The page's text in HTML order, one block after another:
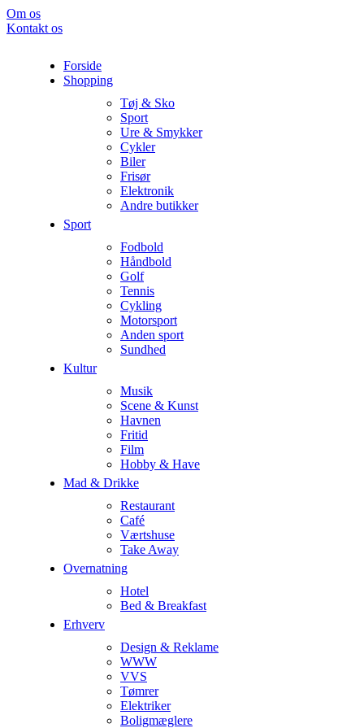
Om os
Kontakt os
Forside
Shopping
Tøj & Sko
Sport
Ure & Smykker
Cykler
Biler
Frisør
Elektronik
Andre butikker
Sport
Fodbold
Håndbold
Golf
Tennis
Cykling
Motorsport
Anden sport
Sundhed
Kultur
Musik
Scene & Kunst
Havnen
Fritid
Film
Hobby & Have
Mad & Drikke
Restaurant
Café
Værtshuse
Take Away
Overnatning
Hotel
Bed & Breakfast
Erhverv
Design & Reklame
WWW
VVS
Tømrer
Elektriker
Boligmæglere